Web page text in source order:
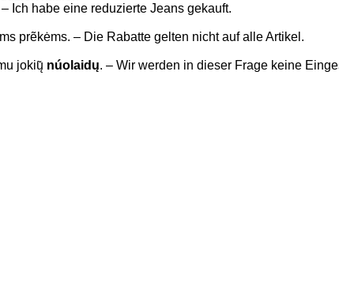
– Ich habe eine reduzierte Jeans gekauft.
prẽkėms. – Die Rabatte gelten nicht auf alle Artikel.
jokių̃ núolaidų. – Wir werden in dieser Frage keine